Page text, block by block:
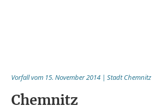
Publikationen
Bildungsangebote
Vorfall vom 15. November 2014 | Stadt Chemnitz
Chemnitz